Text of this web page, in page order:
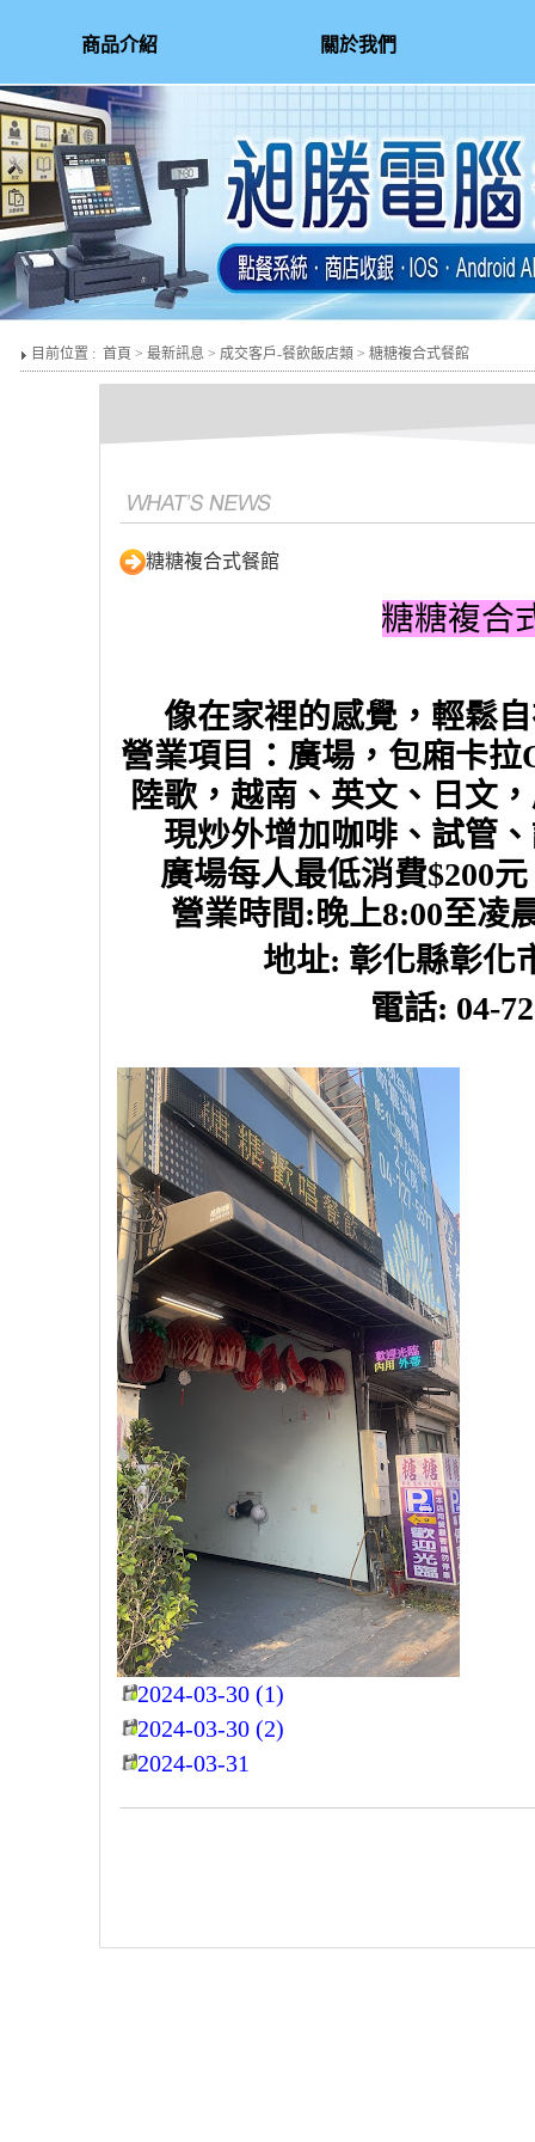
商品介紹 關於我們
目前位置 : 首頁 > 最新訊息 > 成交客戶-餐飲飯店類 > 糖糖複合式餐館
糖糖複合式餐館
糖糖複合
像在家裡的感覺，輕鬆
營業項目：廣場，包廂卡
陸歌，越南、英文、日文
現炒外增加咖啡、試管
廣場每人最低消費$200
營業時間:晚上8:00至凌
地址: 彰化縣彰化
電話: 04-
2024-03-30 (1)
2024-03-30 (2)
2024-03-31